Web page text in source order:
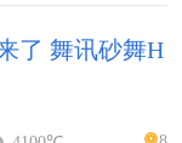
了 舞讯砂舞H